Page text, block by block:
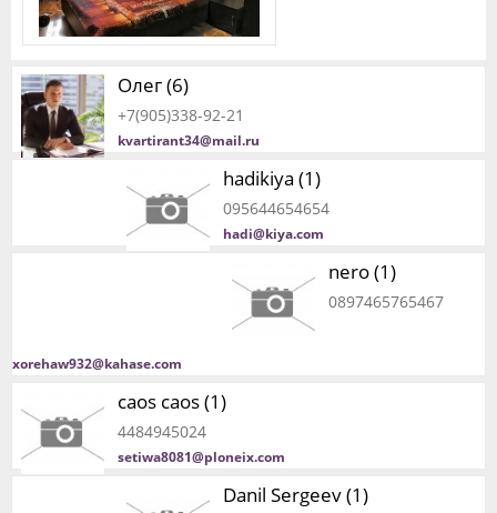
Олег (6)
+7(905)338-92-21
kvartirant34@mail.ru
hadikiya (1)
095644654654
hadi@kiya.com
nero (1)
0897465765467
xorehaw932@kahase.com
caos caos (1)
4484945024
setiwa8081@ploneix.com
Danil Sergeev (1)